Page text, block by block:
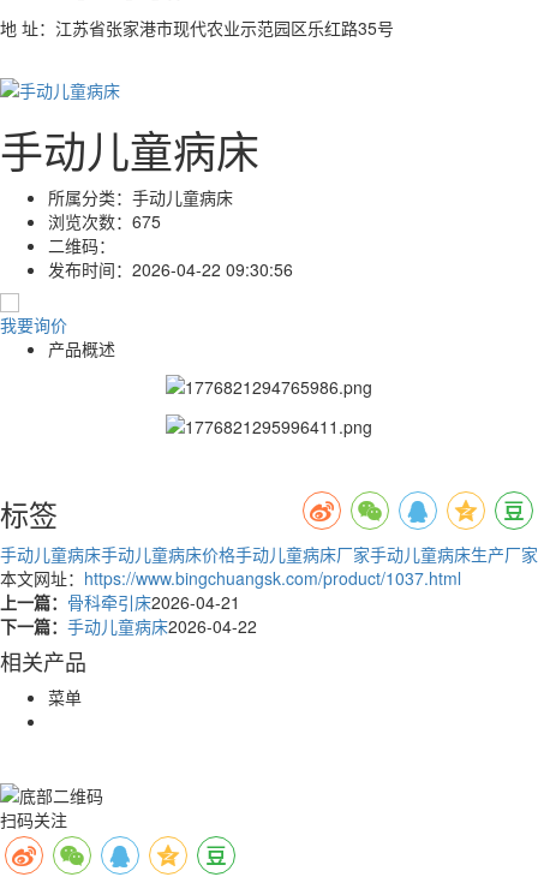
地 址：江苏省张家港市现代农业示范园区乐红路35号
手动儿童病床
所属分类： 手动儿童病床
浏览次数： 675
二维码：
发布时间： 2026-04-22 09:30:56
我要询价
产品概述
标签
手动儿童病床手动儿童病床价格手动儿童病床厂家手动儿童病床生产厂家
本文网址： https://www.bingchuangsk.com/product/1037.html
上一篇： 骨科牵引床2026-04-21
下一篇： 手动儿童病床2026-04-22
相关产品
菜单
扫码关注